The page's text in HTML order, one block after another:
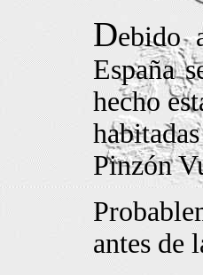
Debido
España
hecho
Pinzón
antes de